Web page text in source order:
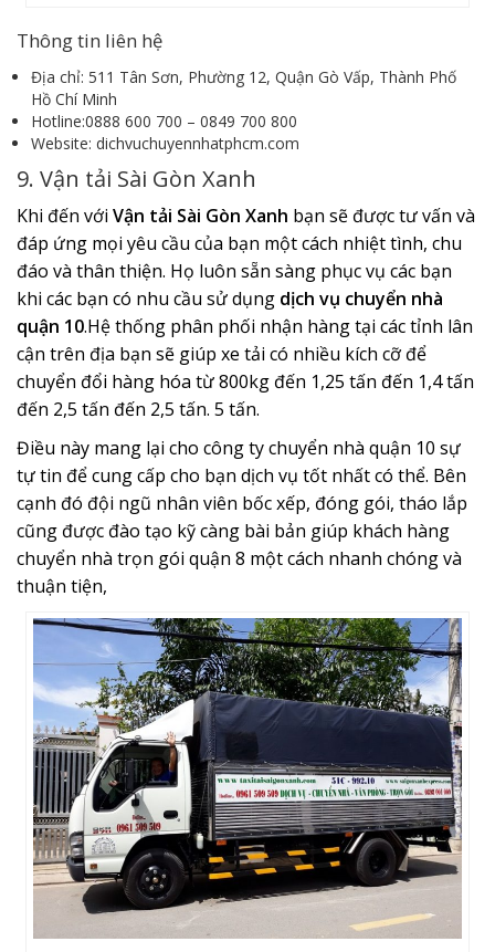
Thông tin liên hệ
Địa chỉ: 511 Tân Sơn, Phường 12, Quận Gò Vấp, Thành Phố
Hồ Chí Minh
Hotline:0888 600 700 – 0849 700 800
Website: dichvuchuyennhatphcm.com
9. Vận tải Sài Gòn Xanh
Khi đến với Vận tải Sài Gòn Xanh bạn sẽ được tư vấn và
đáp ứng mọi yêu cầu của bạn một cách nhiệt tình, chu
đáo và thân thiện. Họ luôn sẵn sàng phục vụ các bạn
khi các bạn có nhu cầu sử dụng dịch vụ chuyển nhà
quận 10.Hệ thống phân phối nhận hàng tại các tỉnh lân
cận trên địa bạn sẽ giúp xe tải có nhiều kích cỡ để
chuyển đổi hàng hóa từ 800kg đến 1,25 tấn đến 1,4 tấn
đến 2,5 tấn đến 2,5 tấn. 5 tấn.
Điều này mang lại cho công ty chuyển nhà quận 10 sự
tự tin để cung cấp cho bạn dịch vụ tốt nhất có thể. Bên
cạnh đó đội ngũ nhân viên bốc xếp, đóng gói, tháo lắp
cũng được đào tạo kỹ càng bài bản giúp khách hàng
chuyển nhà trọn gói quận 8 một cách nhanh chóng và
thuận tiện,